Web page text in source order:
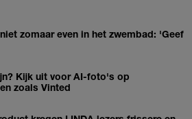
zomaar even in het zwembad: 'Geef
Kijk uit voor AI-foto's op
zoals Vinted